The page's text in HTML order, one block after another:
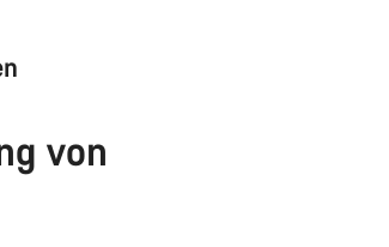
von